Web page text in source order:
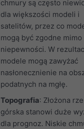
chmury są często
dla większości modeli i
satelitów, przez co
mogą być zgodne mimo
niepewności. W
modele mogą zawyżać
nasłonecznienie na
podatnych na mgłę.
Topografia: Złożona
górska stanowi duże
dla prognoz. Niskie